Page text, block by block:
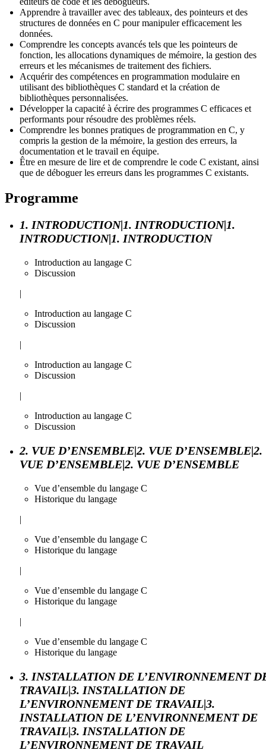
Apprendre à travailler avec des tableaux, des pointeurs et des
structures de données en C pour manipuler efficacement les
données.
Comprendre les concepts avancés tels que les pointeurs de
fonction, les allocations dynamiques de mémoire, la gestion des
erreurs et les mécanismes de traitement des fichiers.
Acquérir des compétences en programmation modulaire en
utilisant des bibliothèques C standard et la création de
bibliothèques personnalisées.
Développer la capacité à écrire des programmes C efficaces et
performants pour résoudre des problèmes réels.
Comprendre les bonnes pratiques de programmation en C, y
compris la gestion de la mémoire, la gestion des erreurs, la
documentation et le travail en équipe.
Être en mesure de lire et de comprendre le code C existant, ainsi
que de déboguer les erreurs dans les programmes C existants.
Programme
1. INTRODUCTION|1. INTRODUCTION|1.
INTRODUCTION|1. INTRODUCTION
Introduction au langage C
Discussion
|
Introduction au langage C
Discussion
|
Introduction au langage C
Discussion
|
Introduction au langage C
Discussion
2. VUE D’ENSEMBLE|2. VUE D’ENSEMBLE|2.
VUE D’ENSEMBLE|2. VUE D’ENSEMBLE
Vue d’ensemble du langage C
Historique du langage
|
Vue d’ensemble du langage C
Historique du langage
|
Vue d’ensemble du langage C
Historique du langage
|
Vue d’ensemble du langage C
Historique du langage
3. INSTALLATION DE L’ENVIRONNEMENT
TRAVAIL|3. INSTALLATION DE
L’ENVIRONNEMENT DE TRAVAIL|3.
INSTALLATION DE L’ENVIRONNEMENT DE
TRAVAIL|3. INSTALLATION DE
L’ENVIRONNEMENT DE TRAVAIL